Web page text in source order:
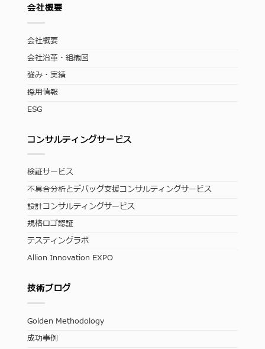
会社概要
会社概要
会社沿革・組織図
強み・実績
採用情報
ESG
コンサルティングサービス
検証サービス
不具合分析とデバッグ支援コンサルティングサービス
設計コンサルティングサービス
規格ロゴ認証
テスティングラボ
Allion Innovation EXPO
技術ブログ
Golden Methodology
成功事例